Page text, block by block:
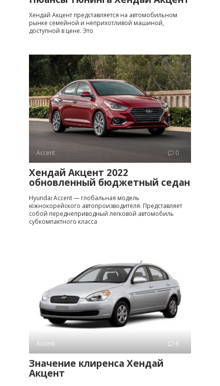
Хендай Акцент представляется на автомобильном
рынке семейной и неприхотливой машиной,
доступной в цене. Это
Accent 0
Хендай Акцент 2022
обновленный бюджетный седан
Hyundai Accent — глобальная модель
южнокорейского автопроизводителя. Представляет
собой переднеприводный легковой автомобиль
субкомпактного класса
Accent 6
Значение клиренса Хендай
Акцент